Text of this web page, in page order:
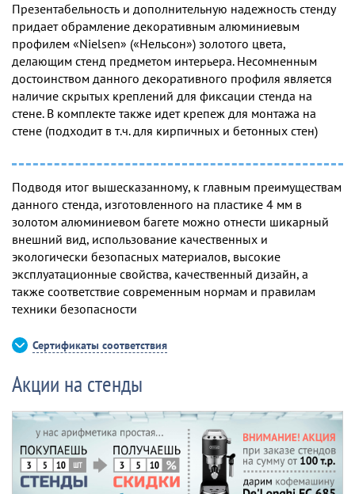
Презентабельность и дополнительную надежность стенду
придает обрамление декоративным алюминиевым
профилем «Nielsen» («Нельсон») золотого цвета,
делающим стенд предметом интерьера. Несомненным
достоинством данного декоративного профиля является
наличие скрытых креплений для фиксации стенда на
стене. В комплекте также идет крепеж для монтажа на
стене (подходит в т.ч. для кирпичных и бетонных стен)
Подводя итог вышесказанному, к главным преимуществам
данного стенда, изготовленного на пластике 4 мм в
золотом алюминиевом багете можно отнести шикарный
внешний вид, использование качественных и
экологически безопасных материалов, высокие
эксплуатационные свойства, качественный дизайн, а
также соответствие современным нормам и правилам
техники безопасности
Сертификаты соответствия
Акции на стенды